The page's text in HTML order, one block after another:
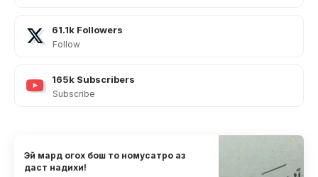
61.1k Followers
Follow
165k Subscribers
Subscribe
Эй мард огох бош то номусатро аз
даст надихи!